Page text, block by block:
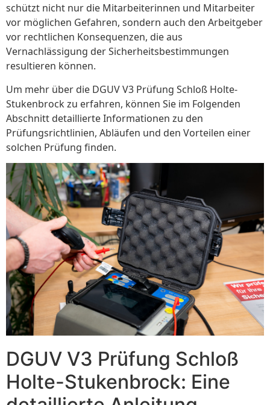
schützt nicht nur die Mitarbeiterinnen und Mitarbeiter
vor möglichen Gefahren, sondern auch den Arbeitgeber
vor rechtlichen Konsequenzen, die aus
Vernachlässigung der Sicherheitsbestimmungen
resultieren können.
Um mehr über die DGUV V3 Prüfung Schloß Holte-
Stukenbrock zu erfahren, können Sie im Folgenden
Abschnitt detaillierte Informationen zu den
Prüfungsrichtlinien, Abläufen und den Vorteilen einer
solchen Prüfung finden.
DGUV V3 Prüfung Schloß
Holte-Stukenbrock: Eine